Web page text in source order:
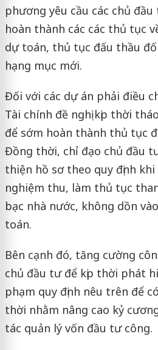
phương yêu cầu các chủ
hoàn thành các các thủ tục
dự toán, thủ tục đấu thầu
hạng mục mới.
Đối với các dự án phải điều
Tài chính đề nghị kịp thời
để sớm hoàn thành thủ tục
Đồng thời, chỉ đạo chủ đầu
thiện hồ sơ theo quy định
nghiệm thu, làm thủ tục
bạc nhà nước, không dồn
toán.
Bên cạnh đó, tăng cường
chủ đầu tư để kịp thời phát
phạm quy định nêu trên để
thời nhằm nâng cao kỷ
tác quản lý vốn đầu tư công.